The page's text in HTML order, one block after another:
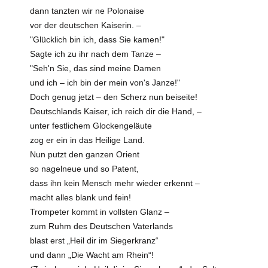
dann tanzten wir ne Polonaise
vor der deutschen Kaiserin. –
"Glücklich bin ich, dass Sie kamen!"
Sagte ich zu ihr nach dem Tanze –
"Seh'n Sie, das sind meine Damen
und ich – ich bin der mein von's Janze!"
Doch genug jetzt – den Scherz nun beiseite!
Deutschlands Kaiser, ich reich dir die Hand, –
unter festlichem Glockengeläute
zog er ein in das Heilige Land.
Nun putzt den ganzen Orient
so nagelneue und so Patent,
dass ihn kein Mensch mehr wieder erkennt –
macht alles blank und fein!
Trompeter kommt in vollsten Glanz –
zum Ruhm des Deutschen Vaterlands
blast erst „Heil dir im Siegerkranz“
und dann „Die Wacht am Rhein“!